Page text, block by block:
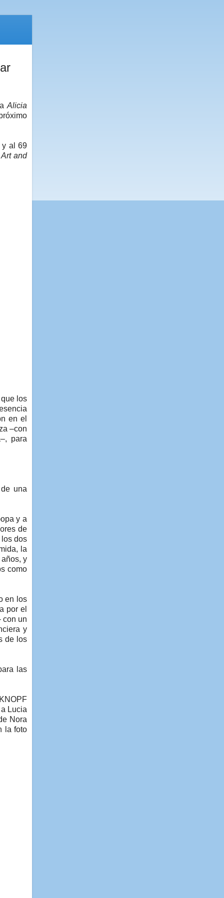
Alicia
y al 69
Art and
los
en el
–con
para
una
y a
de
los dos
la
y
como
en los
por el
con un
y
de los
las
Lucia
Nora
la foto